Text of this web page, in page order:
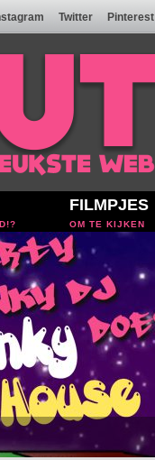
Twitter Pinterest
FILMPJES
OM TE KIJKEN
Setje